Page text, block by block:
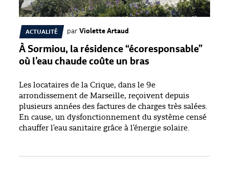
ACTUALITÉ par Violette Artaud
À Sormiou, la résidence “écoresponsable”
où l’eau chaude coûte un bras
Les locataires de la Crique, dans le 9e
arrondissement de Marseille, reçoivent depuis
plusieurs années des factures de charges très salées.
En cause, un dysfonctionnement du système censé
chauffer l'eau sanitaire grâce à l'énergie solaire.